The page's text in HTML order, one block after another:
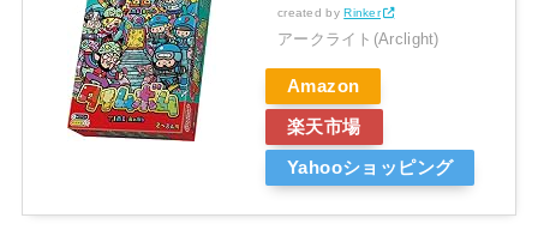
created byRinker
アークライト(Arclight)
Amazon
楽天市場
Yahooショッピング